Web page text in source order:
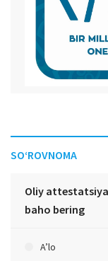
SO‘ROVNOMA
Oliy
baho bering
A’lo